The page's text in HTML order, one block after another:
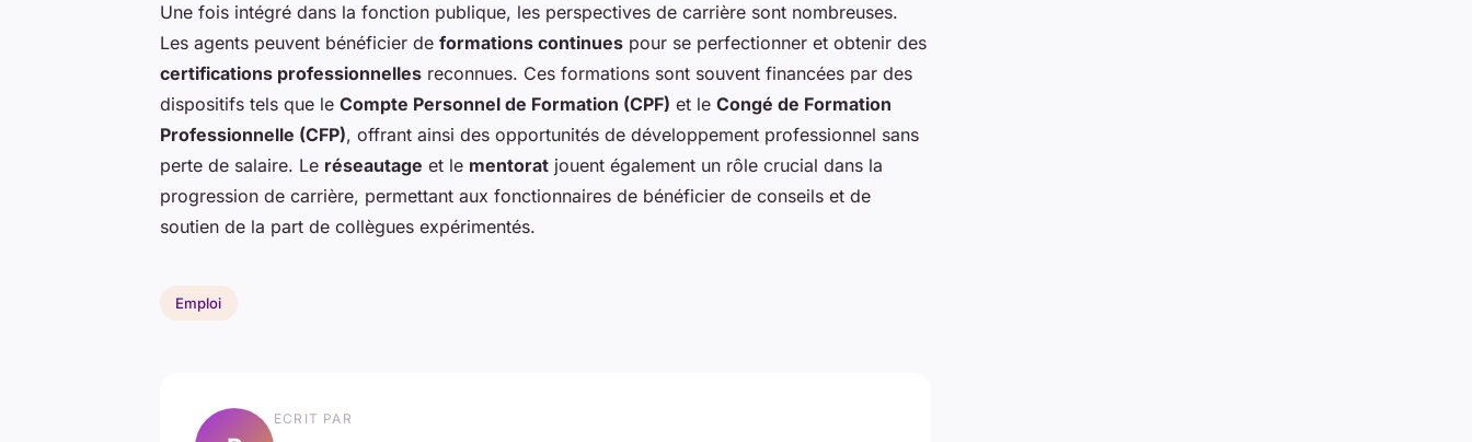
Une fois intégré dans la fonction publique, les perspectives de carrière sont nombreuses.
Les agents peuvent bénéficier de formations continues pour se perfectionner et obtenir des
certifications professionnelles reconnues. Ces formations sont souvent financées par des
dispositifs tels que le Compte Personnel de Formation (CPF) et le Congé de Formation
Professionnelle (CFP), offrant ainsi des opportunités de développement professionnel sans
perte de salaire. Le réseautage et le mentorat jouent également un rôle crucial dans la
progression de carrière, permettant aux fonctionnaires de bénéficier de conseils et de
soutien de la part de collègues expérimentés.
Emploi
ECRIT PAR